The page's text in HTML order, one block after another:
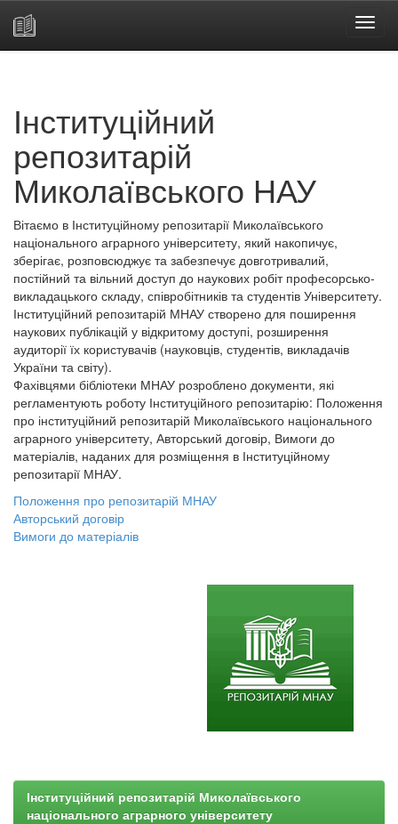
Інституційний
репозитарій
Миколаївського НАУ
Вітаємо в Інституційному репозитарії Миколаївського
національного аграрного університету, який накопичує,
зберігає, розповсюджує та забезпечує довготривалий,
постійний та вільний доступ до наукових робіт професорсько-
викладацького складу, співробітників та студентів Університету.
Інституційний репозитарій МНАУ створено для поширення
наукових публікацій у відкритому доступі, розширення
аудиторії їх користувачів (науковців, студентів, викладачів
України та світу).
Фахівцями бібліотеки МНАУ розроблено документи, які
регламентують роботу Інституційного репозитарію: Положення
про інституційний репозитарій Миколаївського національного
аграрного університету, Авторський договір, Вимоги до
матеріалів, наданих для розміщення в Інституційному
репозитарії МНАУ.
Положення про репозитарій МНАУ
Авторський договір
Вимоги до матеріалів
Інституційний репозитарій Миколаївського
національного аграрного університету